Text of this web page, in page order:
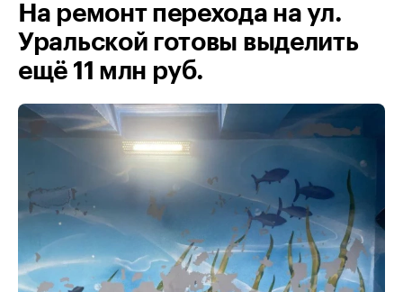
На ремонт перехода на ул.
Уральской готовы выделить
ещё 11 млн руб.